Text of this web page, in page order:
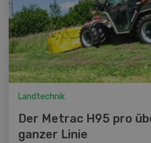
Landtechnik
Der Metrac H95 pro
ganzer Linie